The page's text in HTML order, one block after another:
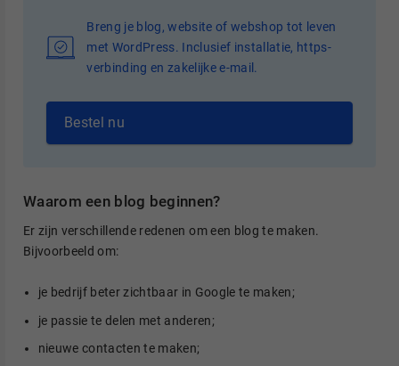
Breng je blog, website of webshop tot leven
met WordPress. Inclusief installatie, https-
verbinding en zakelijke e-mail.
Bestel nu
Waarom een blog beginnen?
Er zijn verschillende redenen om een blog te maken.
Bijvoorbeeld om:
je bedrijf beter zichtbaar in Google te maken;
je passie te delen met anderen;
nieuwe contacten te maken;